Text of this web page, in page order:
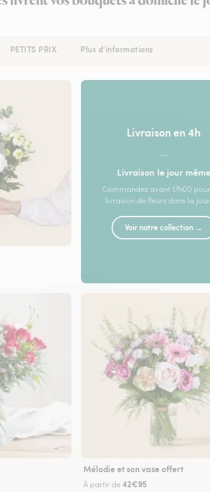
PETITS PRIX Plus d'informations
Livraison en 4h
—
Livraison le jour même
Commandez avant 17h00
livraison de fleurs dans la
Voir notre collection →
Mélodie et son vase offert
À partir de42€95